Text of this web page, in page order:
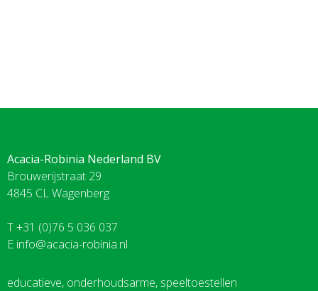
Acacia-Robinia Nederland BV
Brouwerijstraat 29
4845 CL Wagenberg
T +31 (0)76 5 036 037
E info@acacia-robinia.nl
educatieve, onderhoudsarme, speeltoestellen